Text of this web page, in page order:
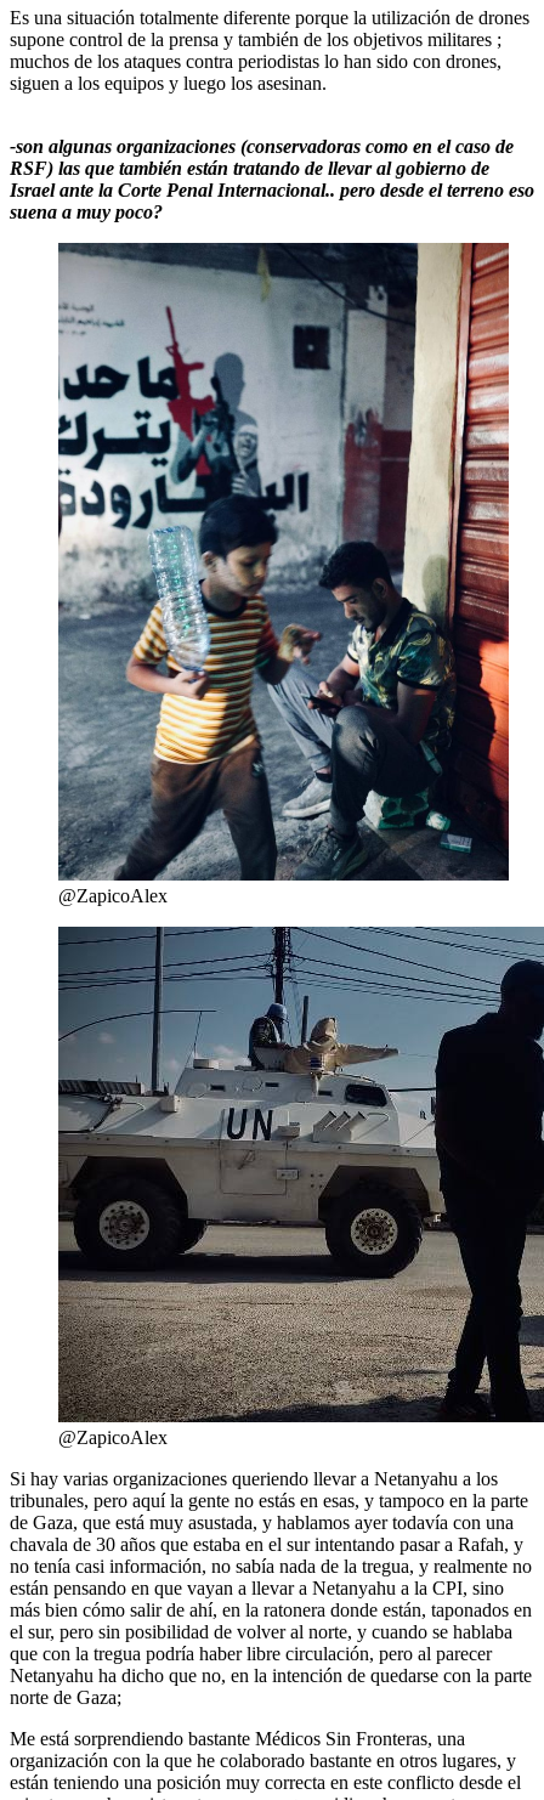
Es una situación totalmente diferente porque la utilización de drones
supone control de la prensa y también de los objetivos militares ;
muchos de los ataques contra periodistas lo han sido con drones,
siguen a los equipos y luego los asesinan.
-son algunas organizaciones (conservadoras como en el caso de
RSF) las que también están tratando de llevar al gobierno de
Israel ante la Corte Penal Internacional.. pero desde el terreno eso
suena a muy poco?
@ZapicoAlex
@ZapicoAlex
Si hay varias organizaciones queriendo llevar a Netanyahu a los
tribunales, pero aquí la gente no estás en esas, y tampoco en la parte
de Gaza, que está muy asustada, y hablamos ayer todavía con una
chavala de 30 años que estaba en el sur intentando pasar a Rafah, y
no tenía casi información, no sabía nada de la tregua, y realmente no
están pensando en que vayan a llevar a Netanyahu a la CPI, sino
más bien cómo salir de ahí, en la ratonera donde están, taponados en
el sur, pero sin posibilidad de volver al norte, y cuando se hablaba
que con la tregua podría haber libre circulación, pero al parecer
Netanyahu ha dicho que no, en la intención de quedarse con la parte
norte de Gaza;
Me está sorprendiendo bastante Médicos Sin Fronteras, una
organización con la que he colaborado bastante en otros lugares, y
están teniendo una posición muy correcta en este conflicto desde el